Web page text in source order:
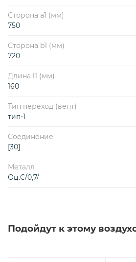
Сторона a1 (мм)
750
Сторона b1 (мм)
720
Длина l1 (мм)
160
Тип переход (вент)
тип-1
Соединение
[30]
Металл
Оц.С/0,7/
Подойдут к этому